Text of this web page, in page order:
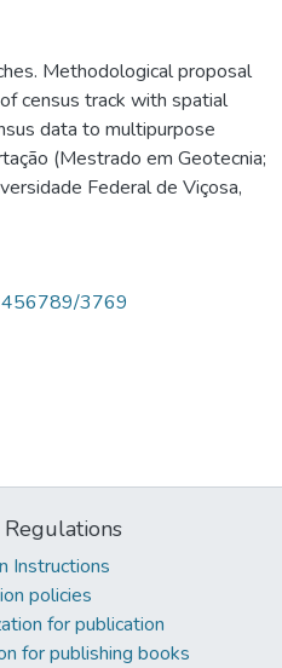
Methodological proposal
census track with spatial
data to multipurpose
(Mestrado em Geotecnia;
Federal de Viçosa,
3769
Instructions
policies
for publication
for publishing books